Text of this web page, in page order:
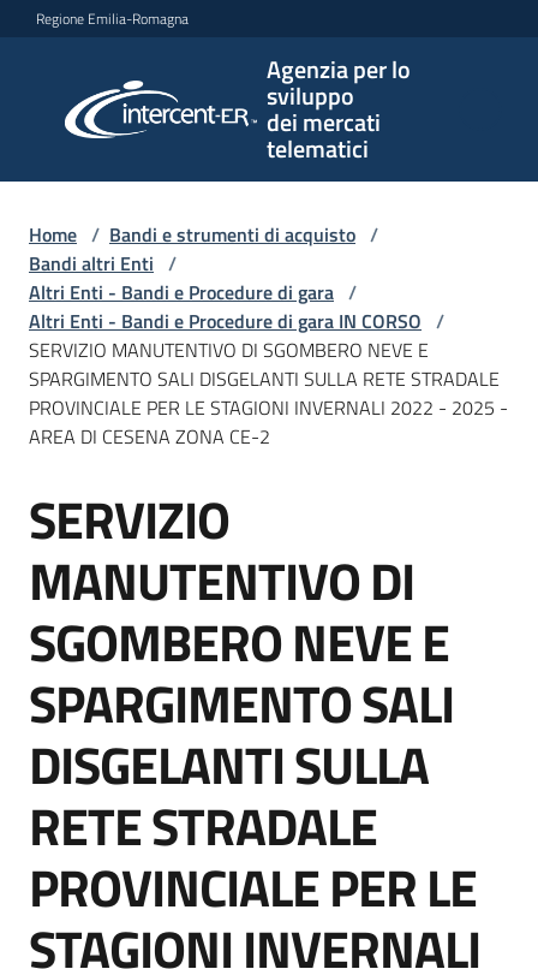
Vai al contenuto
Vai alla navigazione
Vai al footer
Regione Emilia-Romagna
Agenzia per lo
sviluppo
dei mercati
telematici
per lo
sviluppo
telematici
L'Agenzia
Bandi
strumenti
di
Supporto
Piattaforme
telematiche
English
Home / Bandi e strumenti di acquisto /
Bandi altri Enti /
Altri Enti - Bandi e Procedure di gara /
Altri Enti - Bandi e Procedure di gara IN CORSO /
SERVIZIO MANUTENTIVO DI SGOMBERO NEVE E
SPARGIMENTO SALI DISGELANTI SULLA RETE STRADALE
PROVINCIALE PER LE STAGIONI INVERNALI 2022 - 2025 -
AREA DI CESENA ZONA CE-2
Salta al contenuto
SERVIZIO
MANUTENTIVO DI
SGOMBERO NEVE E
SPARGIMENTO SALI
DISGELANTI SULLA
RETE STRADALE
PROVINCIALE PER LE
STAGIONI INVERNALI